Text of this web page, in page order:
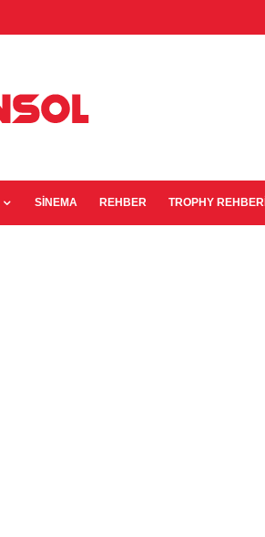
SINEMA REHBER TROPHY REHBERI